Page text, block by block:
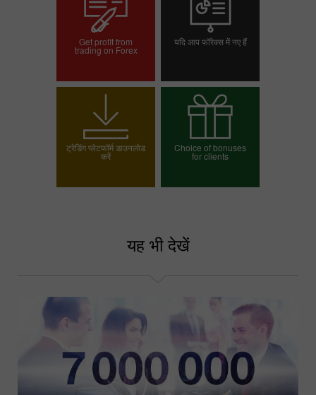
Get profit from
trading on Forex
यदि आप फॉरेक्स में नए हैं
डेमो खाता खोलें
ट्रेडिंग प्लेटफॉर्म डाउनलोड
करें
Choice of bonuses
for clients
यह भी देखें